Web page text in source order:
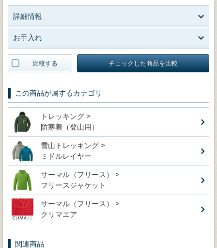
詳細情報
お手入れ
比較する チェックした商品を比較
この商品が属するカテゴリ
トレッキング >
防寒着（登山用）
雪山トレッキング >
ミドルレイヤー
サーマル（フリース） >
フリースジャケット
サーマル（フリース） >
クリマエア
関連商品